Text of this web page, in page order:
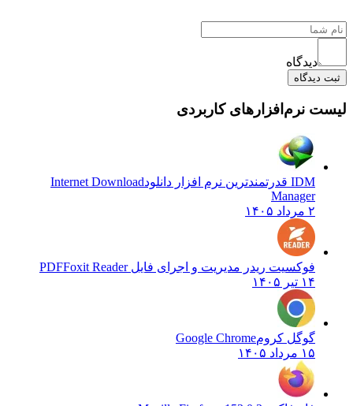
نرم‌افزارهای کاربردی
Internet Download
Manager
فوکسیت ریدر مدیریت و اجرای فایل PDFFoxit Reader
گوگل کروم Google Chrome